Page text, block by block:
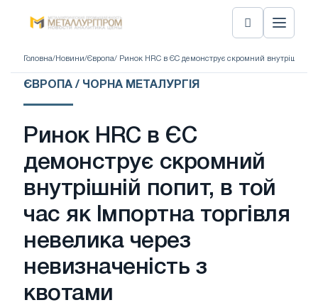
Головна/ Новини/Європа/ Ринок HRC в ЄС демонструє скромний внутрішній
ЄВРОПА / ЧОРНА МЕТАЛУРГІЯ
Ринок HRC в ЄС
демонструє скромний
внутрішній попит, в той
час як Імпортна торгівля
невелика через
невизначеність з
квотами